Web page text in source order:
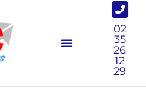
02
35
26
12
29